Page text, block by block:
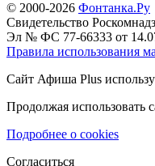
© 2000-2026 Фонтанка.Ру
Свидетельство
Эл № ФС 77-66333 от
Правила использования
Сайт Афиша Plus
Продолжая использовать
Подробнее о cookies
Согласиться